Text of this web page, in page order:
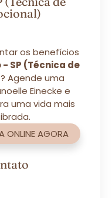
os benefícios
- SP (Técnica de
? Agende uma
Einecke e
uma vida mais
ONLINE AGORA